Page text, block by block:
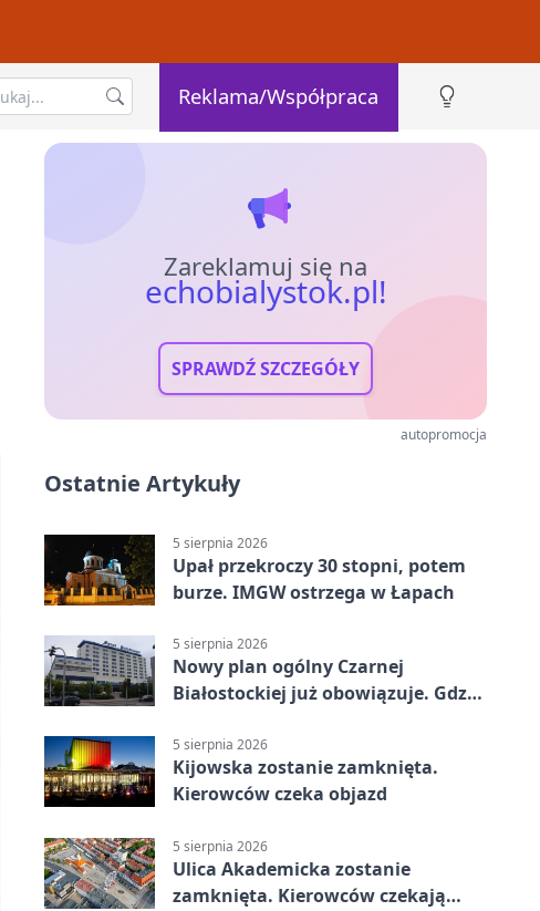
Reklama/Współpraca
Zareklamuj się na
echobialystok.pl!
SPRAWDŹ SZCZEGÓŁY
autopromocja
Ostatnie Artykuły
5 sierpnia 2026
Upał przekroczy 30 stopni, potem
burze. IMGW ostrzega w Łapach
5 sierpnia 2026
Nowy plan ogólny Czarnej
Białostockiej już obowiązuje. Gdzie
5 sierpnia 2026
Kijowska zostanie zamknięta.
Kierowców czeka objazd
5 sierpnia 2026
Ulica Akademicka zostanie
zamknięta. Kierowców czekają